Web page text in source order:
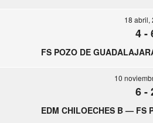
18 abril,
4-
FS POZO DE
10
6-
EDM CHILOECHES B — FS